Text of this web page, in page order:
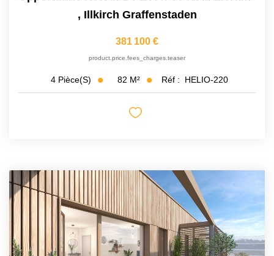
, Illkirch Graffenstaden
381 100 €
product.price.fees_charges.teaser
4 Pièce(s) 82 M² Réf : HELIO-220